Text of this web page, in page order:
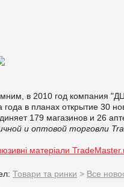
в 2010 год компания
года в планах открытие 30
179 магазинов и 26
и оптовой торговли
матеріали
Товари та ринки > Все